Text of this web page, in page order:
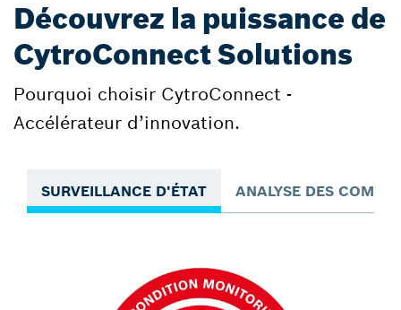
Découvrez la puissance de
CytroConnect Solutions
Pourquoi choisir CytroConnect -
Accélérateur d’innovation.
SURVEILLANCE D'ÉTAT ANALYSE DES